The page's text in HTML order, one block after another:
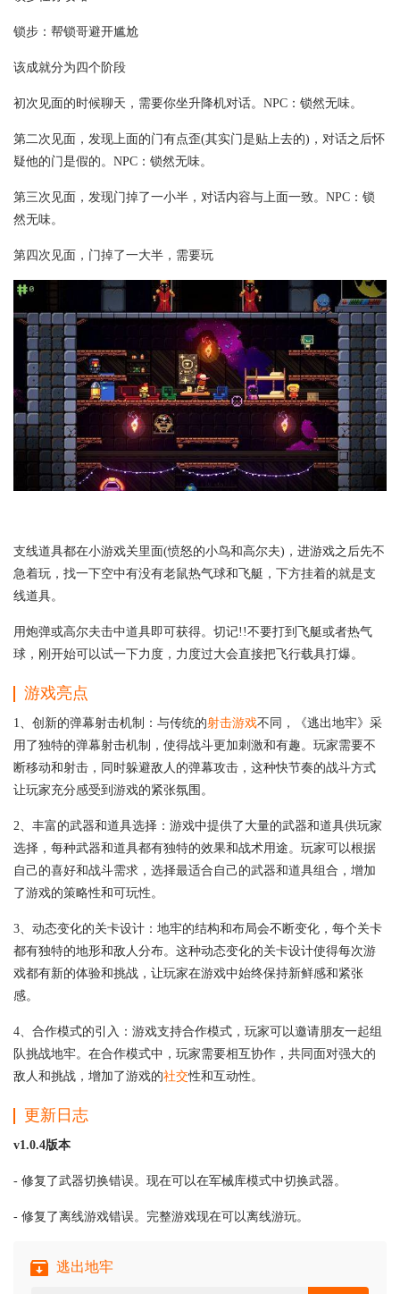
锁步：帮锁哥避开尴尬
该成就分为四个阶段
初次见面的时候聊天，需要你坐升降机对话。NPC：锁然无味。
第二次见面，发现上面的门有点歪(其实门是贴上去的)，对话之后怀
疑他的门是假的。NPC：锁然无味。
第三次见面，发现门掉了一小半，对话内容与上面一致。NPC：锁
然无味。
第四次见面，门掉了一大半，需要玩
支线道具都在小游戏关里面(愤怒的小鸟和高尔夫)，进游戏之后先不
急着玩，找一下空中有没有老鼠热气球和飞艇，下方挂着的就是支
线道具。
用炮弹或高尔夫击中道具即可获得。切记!!不要打到飞艇或者热气
球，刚开始可以试一下力度，力度过大会直接把飞行载具打爆。
游戏亮点
1、创新的弹幕射击机制：与传统的射击游戏不同，《逃出地牢》采
用了独特的弹幕射击机制，使得战斗更加刺激和有趣。玩家需要不
断移动和射击，同时躲避敌人的弹幕攻击，这种快节奏的战斗方式
让玩家充分感受到游戏的紧张氛围。
2、丰富的武器和道具选择：游戏中提供了大量的武器和道具供玩家
选择，每种武器和道具都有独特的效果和战术用途。玩家可以根据
自己的喜好和战斗需求，选择最适合自己的武器和道具组合，增加
了游戏的策略性和可玩性。
3、动态变化的关卡设计：地牢的结构和布局会不断变化，每个关卡
都有独特的地形和敌人分布。这种动态变化的关卡设计使得每次游
戏都有新的体验和挑战，让玩家在游戏中始终保持新鲜感和紧张
感。
4、合作模式的引入：游戏支持合作模式，玩家可以邀请朋友一起组
队挑战地牢。在合作模式中，玩家需要相互协作，共同面对强大的
敌人和挑战，增加了游戏的社交性和互动性。
更新日志
v1.0.4版本
- 修复了武器切换错误。现在可以在军械库模式中切换武器。
- 修复了离线游戏错误。完整游戏现在可以离线游玩。
逃出地牢